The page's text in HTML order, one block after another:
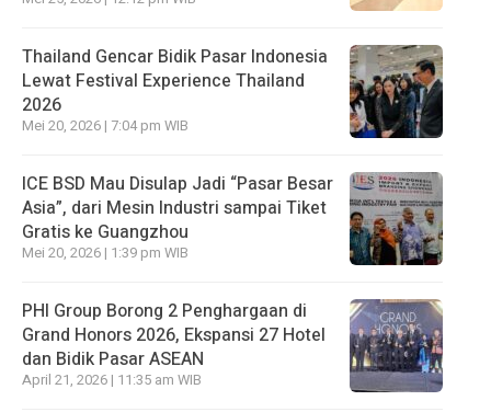
Thailand Gencar Bidik Pasar Indonesia
Lewat Festival Experience Thailand
2026
Mei 20, 2026 | 7:04 pm WIB
ICE BSD Mau Disulap Jadi “Pasar Besar
Asia”, dari Mesin Industri sampai Tiket
Gratis ke Guangzhou
Mei 20, 2026 | 1:39 pm WIB
PHI Group Borong 2 Penghargaan di
Grand Honors 2026, Ekspansi 27 Hotel
dan Bidik Pasar ASEAN
April 21, 2026 | 11:35 am WIB